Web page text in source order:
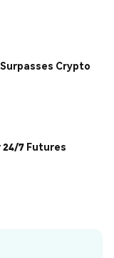
Crypto
24/7 Futures